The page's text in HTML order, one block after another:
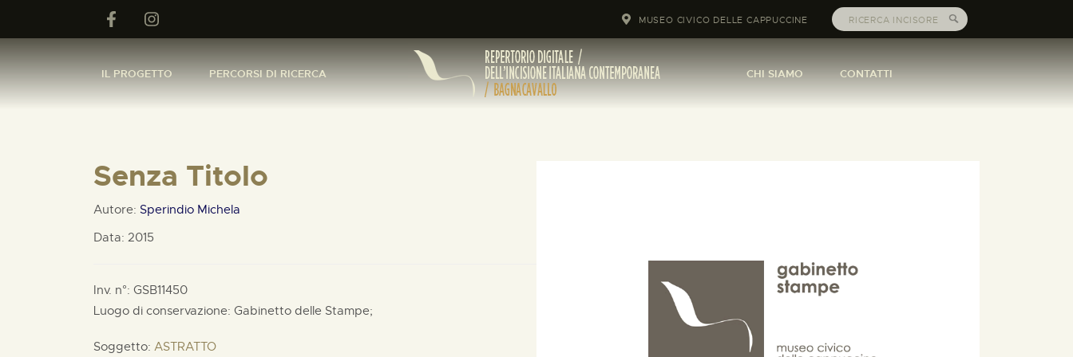
MUSEO CIVICO DELLE CAPPUCCINE
IL PROGETTO PERCORSI DI RICERCA CHI SIAMO CONTATTI
Senza Titolo
Autore: Sperindio Michela
Data: 2015
Inv. n°: GSB11450
Luogo di conservazione: Gabinetto delle Stampe;
Soggetto: ASTRATTO